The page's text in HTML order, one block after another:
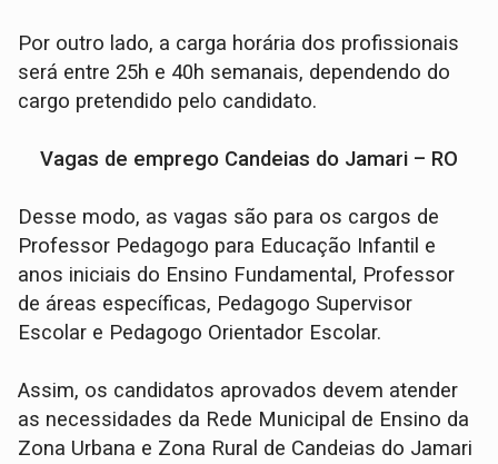
Por outro lado, a carga horária dos profissionais
será entre 25h e 40h semanais, dependendo do
cargo pretendido pelo candidato.
Vagas de emprego Candeias do Jamari – RO
Desse modo, as vagas são para os cargos de
Professor Pedagogo para Educação Infantil e
anos iniciais do Ensino Fundamental, Professor
de áreas específicas, Pedagogo Supervisor
Escolar e Pedagogo Orientador Escolar.
Assim, os candidatos aprovados devem atender
as necessidades da Rede Municipal de Ensino da
Zona Urbana e Zona Rural de Candeias do Jamari